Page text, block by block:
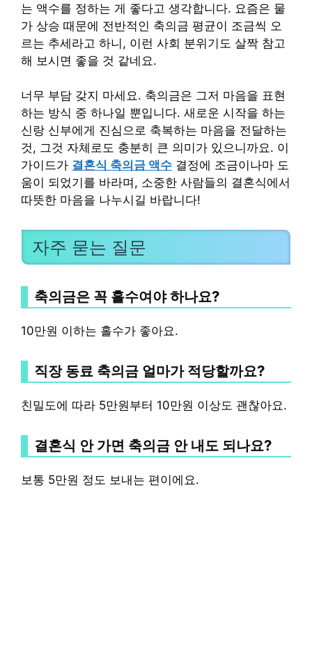
는 액수를 정하는 게 좋다고 생각합니다. 요즘은 물
가 상승 때문에 전반적인 축의금 평균이 조금씩 오
르는 추세라고 하니, 이런 사회 분위기도 살짝 참고
해 보시면 좋을 것 같네요.
너무 부담 갖지 마세요. 축의금은 그저 마음을 표현
하는 방식 중 하나일 뿐입니다. 새로운 시작을 하는
신랑 신부에게 진심으로 축복하는 마음을 전달하는
것, 그것 자체로도 충분히 큰 의미가 있으니까요. 이
가이드가 결혼식 축의금 액수 결정에 조금이나마 도
움이 되었기를 바라며, 소중한 사람들의 결혼식에서
따뜻한 마음을 나누시길 바랍니다!
자주 묻는 질문
축의금은 꼭 홀수여야 하나요?
10만원 이하는 홀수가 좋아요.
직장 동료 축의금 얼마가 적당할까요?
친밀도에 따라 5만원부터 10만원 이상도 괜찮아요.
결혼식 안 가면 축의금 안 내도 되나요?
보통 5만원 정도 보내는 편이에요.